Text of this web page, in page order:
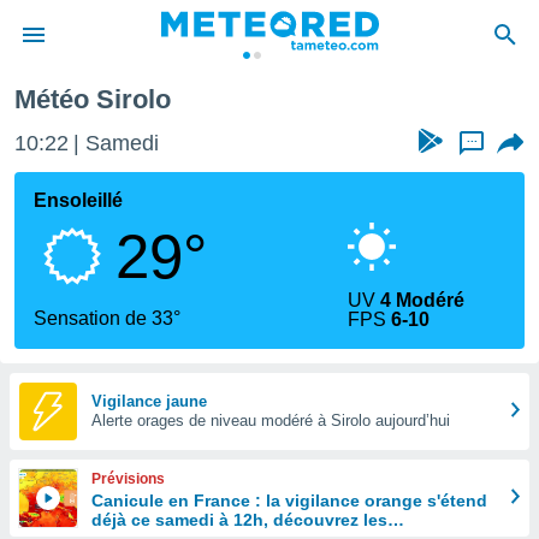
de
Météo Sirolo
10:22 Samedi ...
Ensoleillé
29°
Sensation de 33°
UV4 Modéré
FPS6-10
Vigilance jaune
Alerte orages de niveau modéré à Sirolo aujourd’hui
Prévisions
Canicule en France : la vigilance orange s'étend
déjà ce samedi à 12h, découvrez les